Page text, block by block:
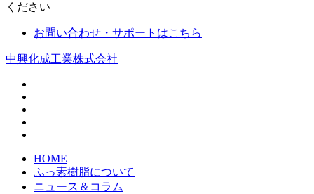
ください
お問い合わせ・サポートはこちら
中興化成工業株式会社
HOME
ふっ素樹脂について
ニュース＆コラム